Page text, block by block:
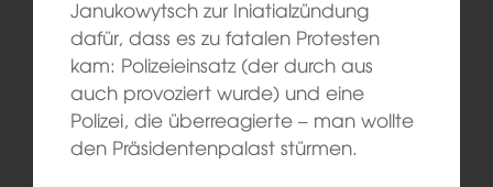
Janukowytsch zur Iniatialzündung
dafür, dass es zu fatalen Protesten
kam: Polizeieinsatz (der durch aus
auch provoziert wurde) und eine
Polizei, die überreagierte – man wollte
den Präsidentenpalast stürmen.